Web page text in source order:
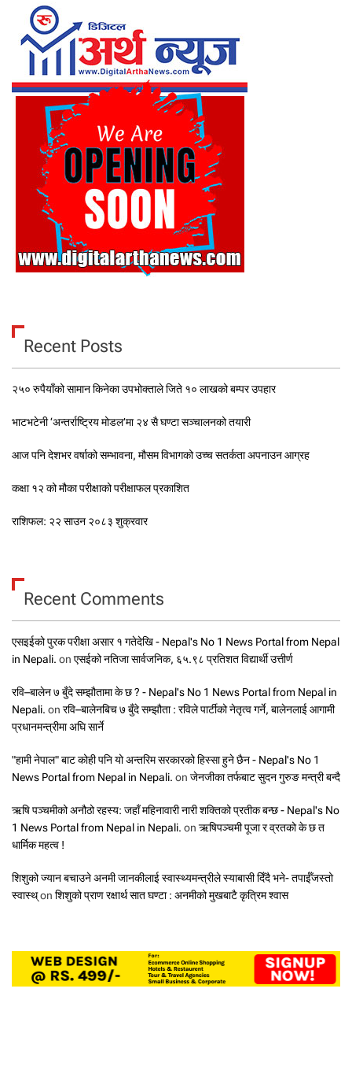
Recent Posts
२५० रुपैयाँको सामान किनेका उपभोक्ताले जिते १० लाखको बम्पर उपहार
भाटभटेनी ‘अन्तर्राष्ट्रिय मोडल’मा २४ सै घण्टा सञ्चालनको तयारी
आज पनि देशभर वर्षाको सम्भावना, मौसम विभागको उच्च सतर्कता अपनाउन आग्रह
कक्षा १२ को मौका परीक्षाको परीक्षाफल प्रकाशित
राशिफल: २२ साउन २०८३ शुक्रवार
Recent Comments
एसइईको पुरक परीक्षा असार १ गतेदेखि - Nepal's No 1 News Portal from Nepal
in Nepali. on एसईको नतिजा सार्वजनिक, ६५.९८ प्रतिशत विद्यार्थी उत्तीर्ण
रवि–बालेन ७ बुँदे सम्झौतामा के छ ? - Nepal's No 1 News Portal from Nepal in
Nepali. on रवि–बालेनबिच ७ बुँदे सम्झौता : रविले पार्टीको नेतृत्व गर्ने, बालेनलाई आगामी
प्रधानमन्त्रीमा अघि सार्ने
"हामी नेपाल" बाट कोही पनि यो अन्तरिम सरकारको हिस्सा हुने छैन - Nepal's No 1
News Portal from Nepal in Nepali. on जेनजीका तर्फबाट सुदन गुरुङ मन्त्री बन्दै
ऋषि पञ्चमीको अनौठो रहस्य: जहाँ महिनावारी नारी शक्तिको प्रतीक बन्छ - Nepal's No
1 News Portal from Nepal in Nepali. on ऋषिपञ्चमी पूजा र व्रतको के छ त
धार्मिक महत्व !
शिशुको ज्यान बचाउने अनमी जानकीलाई स्वास्थ्यमन्त्रीले स्याबासी दिँदै भने- तपाईँजस्तो
स्वास्थ्on शिशुको प्राण रक्षार्थ सात घण्टा : अनमीको मुखबाटै कृत्रिम श्वास